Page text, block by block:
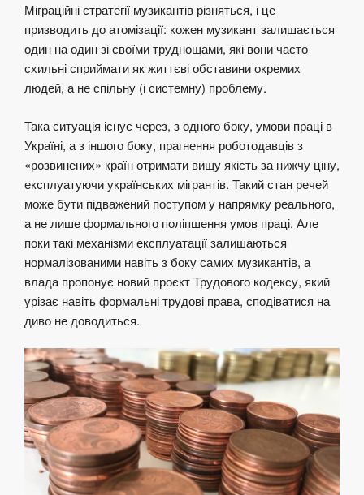
Міграційні стратегії музикантів різняться, і це
призводить до атомізації: кожен музикант залишається
один на один зі своїми труднощами, які вони часто
схильні сприймати як життєві обставини окремих
людей, а не спільну (і системну) проблему.
Така ситуація існує через, з одного боку, умови праці в
Україні, а з іншого боку, прагнення роботодавців з
«розвинених» країн отримати вищу якість за нижчу ціну,
експлуатуючи українських мігрантів. Такий стан речей
може бути підважений поступом у напрямку реального,
а не лише формального поліпшення умов праці. Але
поки такі механізми експлуатації залишаються
нормалізованими навіть з боку самих музикантів, а
влада пропонує новий проєкт Трудового кодексу, який
урізає навіть формальні трудові права, сподіватися на
диво не доводиться.